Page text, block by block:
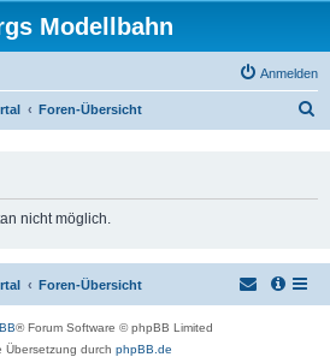
Modellbahn
Anmelden
Foren-Übersicht
nicht möglich.
Foren-Übersicht
® Forum Software © phpBB Limited
Übersetzung durch phpBB.de